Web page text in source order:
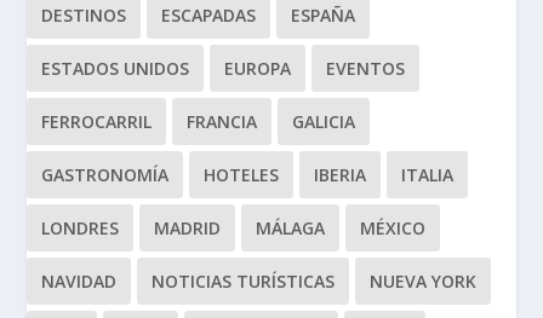
DESTINOS ESCAPADAS ESPAÑA
ESTADOS UNIDOS EUROPA EVENTOS
FERROCARRIL FRANCIA GALICIA
GASTRONOMÍA HOTELES IBERIA ITALIA
LONDRES MADRID MÁLAGA MÉXICO
NAVIDAD NOTICIAS TURÍSTICAS NUEVA YORK